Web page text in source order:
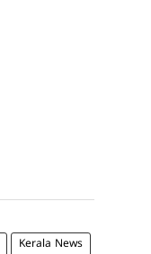
Kerala News